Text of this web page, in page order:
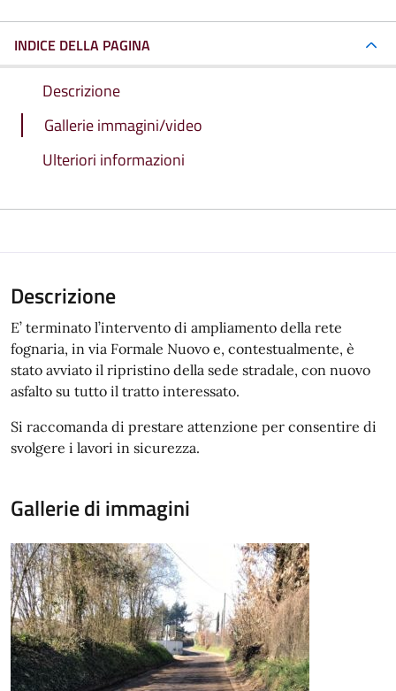
INDICE DELLA PAGINA
Descrizione
Gallerie immagini/video
Ulteriori informazioni
Descrizione
E’ terminato l’intervento di ampliamento della rete
fognaria, in via Formale Nuovo e, contestualmente, è
stato avviato il ripristino della sede stradale, con nuovo
asfalto su tutto il tratto interessato.
Si raccomanda di prestare attenzione per consentire di
svolgere i lavori in sicurezza.
Gallerie di immagini